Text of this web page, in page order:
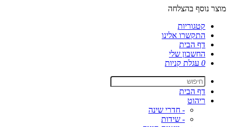
מוצר נוסף בהצלחה
קטגוריות
התקשרו אלינו
דף הבית
החשבון שלי
0 עגלת קניות
דף הבית
ריהוט
- חדרי שינה
- שידות